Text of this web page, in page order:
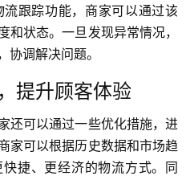
流跟踪功能，商家可以通过该
和状态。一旦发现异常情况，
协调解决问题。
提升顾客体验
还可以通过一些优化措施，进
家可以根据历史数据和市场趋
捷、更经济的物流方式。同